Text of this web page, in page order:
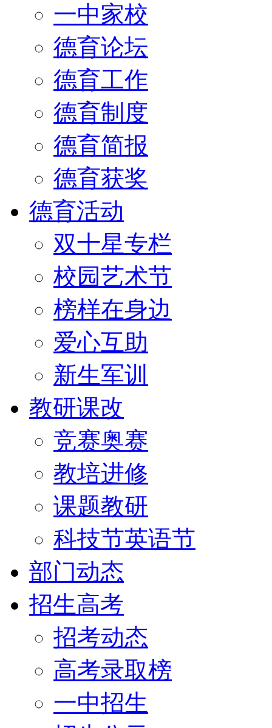
一中家校
德育论坛
德育工作
德育制度
德育简报
德育获奖
德育活动
双十星专栏
校园艺术节
榜样在身边
爱心互助
新生军训
教研课改
竞赛奥赛
教培进修
课题教研
科技节英语节
部门动态
招生高考
招考动态
高考录取榜
一中招生